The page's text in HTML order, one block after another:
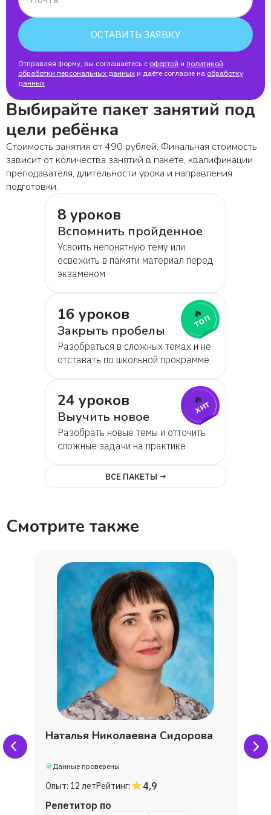
Софья
Артём
Римма
Яна
Вознесенская Валерия
Иван
Самира
София
Антонина
Светлана
София, мама Анна
Алёна
Любовь
Диана
Мария
Наталья
Кирилл
Александра
Лариса
Анастасия
Ванян Анна
ОСТАВИТЬ ЗАЯВКУ
Отправляя форму, вы соглашаетесь с офертой и политикой
обработки персональных данных и даёте согласие на обработку
данных
Выбирайте пакет занятий под
цели ребёнка
Стоимость занятия от 490 рублей. Финальная стоимость
зависит от количества занятий в пакете, квалификации
преподавателя, длительности урока и направления
подготовки.
8 уроков
Вспомнить пройденное
Усвоить непонятную тему или
освежить в памяти материал перед
экзаменом
16 уроков
Закрыть пробелы
Разобраться в сложных темах и не
отставать по школьной прокрамме
🔥
топ
24 уроков
Выучить новое
Разобрать новые темы и отточить
сложные задачи на практике
🔥
хит
ВСЕ ПАКЕТЫ →
Смотрите также
Наталья Николаевна Сидорова
Данные проверены
Опыт: 12 летРейтинг:
4,9
Репетитор по